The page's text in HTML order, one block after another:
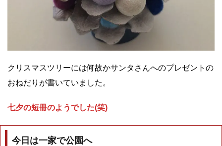
クリスマスツリーには何故かサンタさんへのプレゼントの
おねだりが書いていました。
七夕の短冊のようでした(笑)
今日は一家で公園へ